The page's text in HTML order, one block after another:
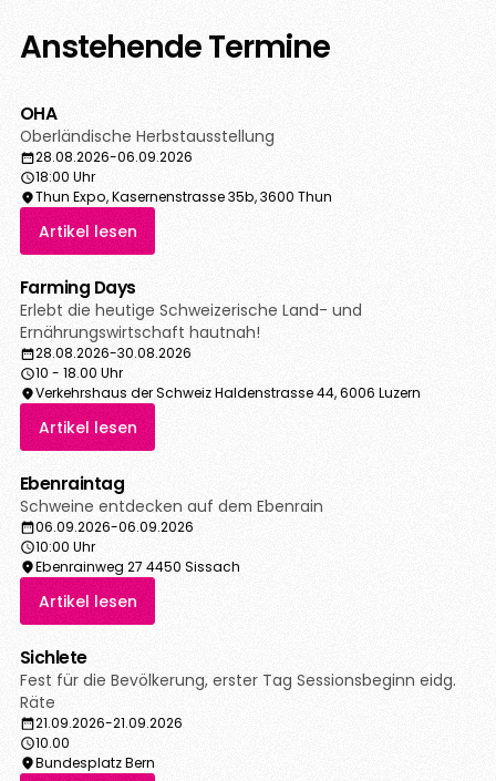
Anstehende Termine
OHA
Oberländische Herbstausstellung
28.08.2026-06.09.2026
18:00 Uhr
Thun Expo, Kasernenstrasse 35b, 3600 Thun
Artikel lesen
Farming Days
Erlebt die heutige Schweizerische Land- und
Ernährungswirtschaft hautnah!
28.08.2026-30.08.2026
10 - 18.00 Uhr
Verkehrshaus der Schweiz Haldenstrasse 44, 6006 Luzern
Artikel lesen
Ebenraintag
Schweine entdecken auf dem Ebenrain
06.09.2026-06.09.2026
10:00 Uhr
Ebenrainweg 27 4450 Sissach
Artikel lesen
Sichlete
Fest für die Bevölkerung, erster Tag Sessionsbeginn eidg.
Räte
21.09.2026-21.09.2026
10.00
Bundesplatz Bern